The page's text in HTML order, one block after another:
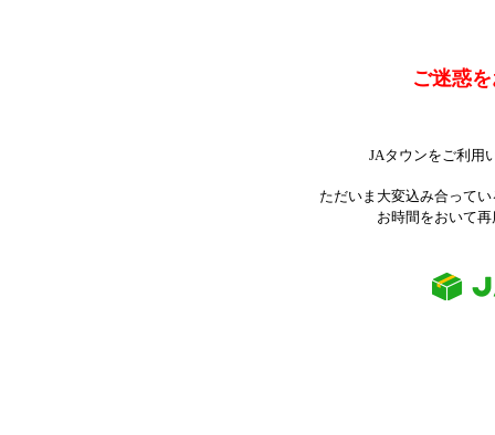
ご迷惑
JAタウンをご利用
ただいま大変込み合って
お時間をおいて